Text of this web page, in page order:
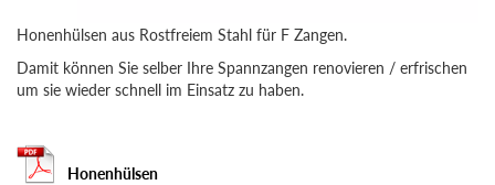
Honenhülsen aus Rostfreiem Stahl für F Zangen.
Damit können Sie selber Ihre Spannzangen renovieren / erfrischen
um sie wieder schnell im Einsatz zu haben.
Honenhülsen